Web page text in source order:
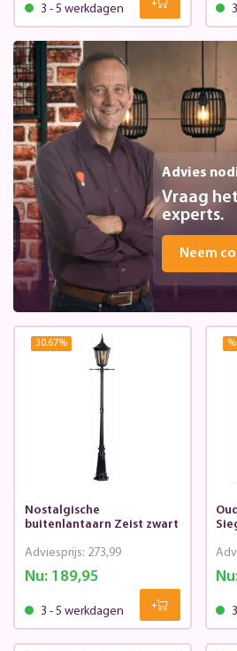
3 - 5 werkdagen
Advies
Vraag
experts.
Neem
30.67%
Nostalgische
buitenlantaarn Zeist zwart
Nu:189,95
Adviesprijs: 273,99
3 - 5 werkdagen
%